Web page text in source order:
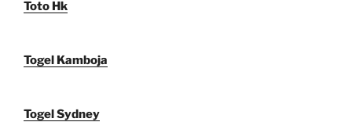
Toto Hk
Togel Kamboja
Togel Sydney